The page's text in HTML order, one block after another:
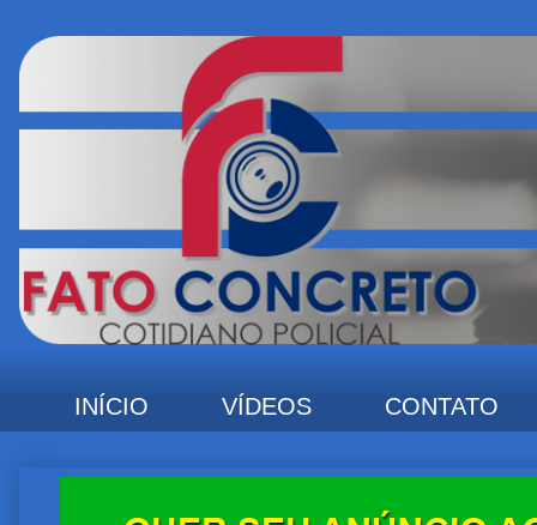
INÍCIO VÍDEOS CONTATO